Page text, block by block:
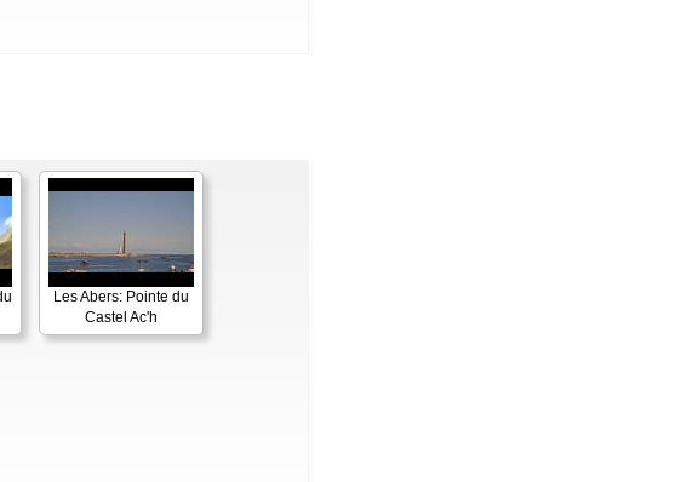
Les Abers: Pointe du
Castel Ac'h